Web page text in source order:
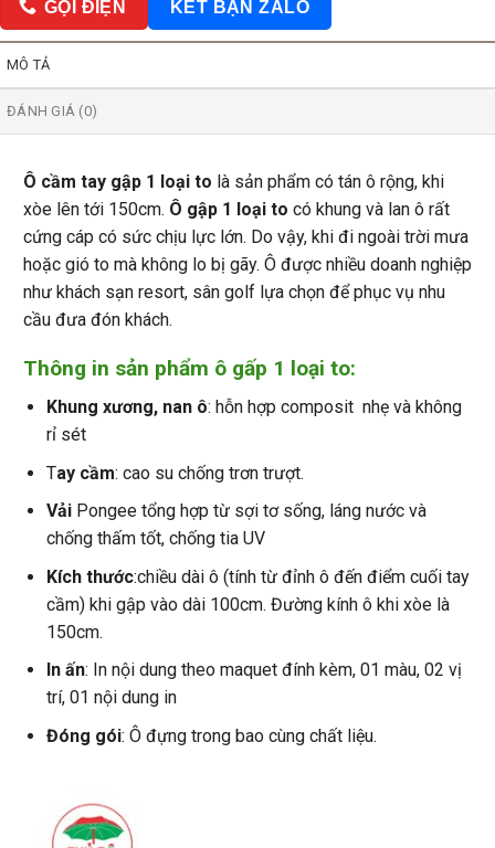
GỌI ĐIỆN KẾT BẠN ZALO
MÔ TẢ
ĐÁNH GIÁ (0)
Ô cầm tay gập 1 loại to là sản phẩm có tán ô rộng, khi
xòe lên tới 150cm. Ô gập 1 loại to có khung và lan ô rất
cứng cáp có sức chịu lực lớn. Do vậy, khi đi ngoài trời mưa
hoặc gió to mà không lo bị gãy. Ô được nhiều doanh nghiệp
như khách sạn resort, sân golf lựa chọn để phục vụ nhu
cầu đưa đón khách.
Thông in sản phẩm ô gấp 1 loại to:
Khung xương, nan ô: hỗn hợp composit nhẹ và không
rỉ sét
Tay cầm: cao su chống trơn trượt.
VảiPongee tổng hợp từ sợi tơ sống, láng nước và
chống thấm tốt, chống tia UV
Kích thước:chiều dài ô (tính từ đỉnh ô đến điểm cuối tay
cầm) khi gập vào dài 100cm. Đường kính ô khi xòe là
150cm.
In ấn: In nội dung theo maquet đính kèm, 01 màu, 02 vị
trí, 01 nội dung in
Đóng gói: Ô đựng trong bao cùng chất liệu.